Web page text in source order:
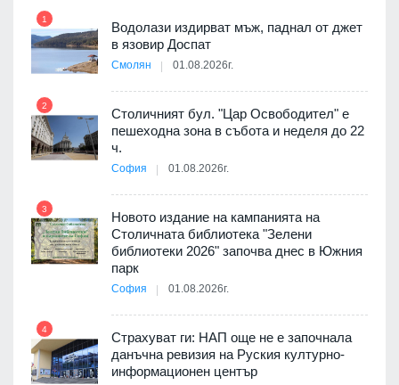
1
Водолази издирват мъж, паднал от джет
в язовир Доспат
Смолян 01.08.2026г.
2
Столичният бул. "Цар Освободител" е
пешеходна зона в събота и неделя до 22
ч.
София 01.08.2026г.
3
Новото издание на кампанията на
Столичната библиотека "Зелени
библиотеки 2026" започва днес в Южния
парк
София 01.08.2026г.
4
Страхуват ги: НАП още не е започнала
данъчна ревизия на Руския културно-
информационен център